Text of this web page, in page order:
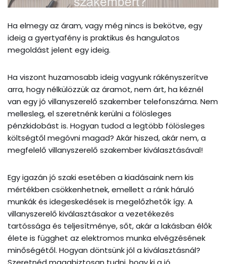
Ha elmegy az áram, vagy még nincs is bekötve, egy
ideig a gyertyafény is praktikus és hangulatos
megoldást jelent egy ideig.
Ha viszont huzamosabb ideig vagyunk rákényszerítve
arra, hogy nélkülözzük az áramot, nem árt, ha kéznél
van egy jó villanyszerelő szakember telefonszáma. Nem
mellesleg, el szeretnénk kerülni a fölösleges
pénzkidobást is. Hogyan tudod a legtöbb fölösleges
költségtől megóvni magad? Akár hiszed, akár nem, a
megfelelő villanyszerelő szakember kiválasztásával!
Egy igazán jó szaki esetében a kiadásaink nem kis
mértékben csökkenhetnek, emellett a ránk háruló
munkák és idegeskedések is megelőzhetők így. A
villanyszerelő kiválasztásakor a vezetékezés
tartóssága és teljesítménye, sőt, akár a lakásban élők
élete is függhet az elektromos munka elvégzésének
minőségétől. Hogyan döntsünk jól a kiválasztásnál?